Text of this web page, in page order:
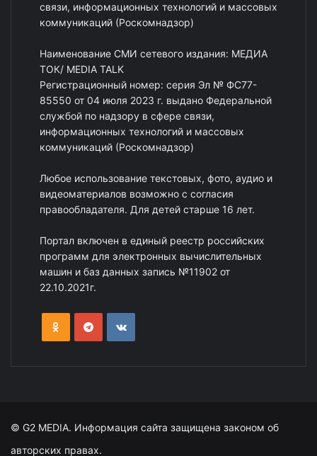
связи, информационных технологий и массовых
коммуникаций (Роскомнадзор)
Наименование СМИ сетевого издания: МЕДИА
ТОК/ MEDIA TALK
Регистрационный номер: серия Эл № ФС77-
85550 от 04 июля 2023 г. выдано Федеральной
службой по надзору в сфере связи,
информационных технологий и массовых
коммуникаций (Роскомнадзор)
Любое использование текстовых, фото, аудио и
видеоматериалов возможно с согласия
правообладателя. Для детей старше 16 лет.
Портал включен в единый реестр российских
программ для электронных вычислительных
машин и баз данных запись №11902 от
22.10.2021г.
© G2 MEDIA. Информация сайта защищена законом об
авторских правах.